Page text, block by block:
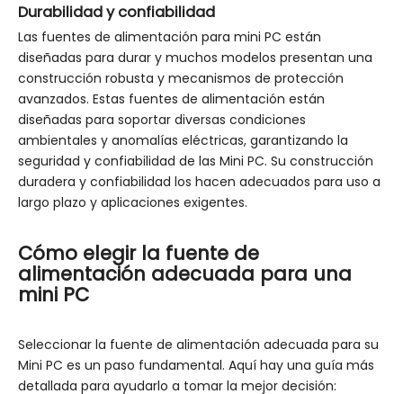
Durabilidad y confiabilidad
Las fuentes de alimentación para mini PC están
diseñadas para durar y muchos modelos presentan una
construcción robusta y mecanismos de protección
avanzados. Estas fuentes de alimentación están
diseñadas para soportar diversas condiciones
ambientales y anomalías eléctricas, garantizando la
seguridad y confiabilidad de las Mini PC. Su construcción
duradera y confiabilidad los hacen adecuados para uso a
largo plazo y aplicaciones exigentes.
Cómo elegir la fuente de
alimentación adecuada para una
mini PC
Seleccionar la fuente de alimentación adecuada para su
Mini PC es un paso fundamental. Aquí hay una guía más
detallada para ayudarlo a tomar la mejor decisión: